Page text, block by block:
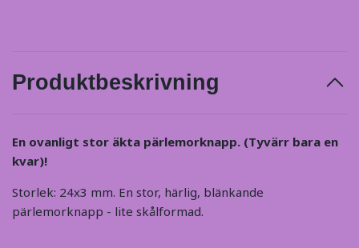
Produktbeskrivning
En ovanligt stor äkta pärlemorknapp. (Tyvärr bara en
kvar)!
Storlek: 24x3 mm. En stor, härlig, blänkande
pärlemorknapp - lite skålformad.